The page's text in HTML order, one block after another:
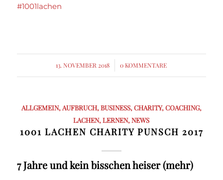
#1001lachen
13. NOVEMBER 2018
/ 0 KOMMENTARE
ALLGEMEIN, AUFBRUCH, BUSINESS, CHARITY, COACHING,
LACHEN,LERNEN,NEWS
1001 LACHEN CHARITY PUNSCH 2017
7 Jahre und kein bisschen heiser (mehr)